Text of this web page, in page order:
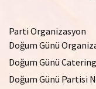
Parti Organizasyon
Doğum Günü
Doğum Günü
Doğum Günü Partisi